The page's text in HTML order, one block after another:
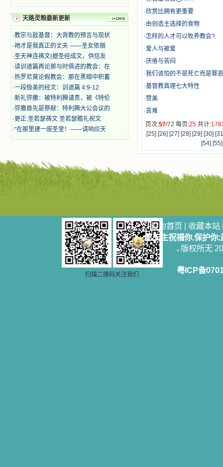
我面前展开时，我是多么的惊奇、兴
奋啊！当我读到他们为主而受人逼
迫、凌辱，为将福音广传而被人追杀
时，我为他们的在天之灵祈祷，我哭
着，为自已的同胞带给他们的苦难而
哀号。我一遍遍地重读那一行行被我
的斑斑泪痕弄得模糊不清的字句，那
些被主的爱火所燃烧而离开家乡来到
中国的传教士，我多么爱你们啊！我
心中流淌着多少感激的泪水。 他
们受苦却觉得喜乐，因为他们爱主，
他们感到能为主受一点苦是多么喜乐
的事。他们受苦时仍在唱着感谢的
歌，因他们无法不称颂主，因主使他
们的心灵洋溢了快乐；他们激发了我
有力的言行激励我向前。 我一面
读，一面想过着他们这样圣善的生
活，也立志不在这虚幻的尘世中寻求
听他们的教诲，伴随在他们的身边，
和他们一起赞颂吾主，想到那使我欣
喜欢乐的甜蜜的相会，这世界对于我
一点吸引力都没有了。 从这些书
籍里，我认识了许多爱主的人，他们
使我更亲近主，帮助我更深的认识
主，爱主。这些曾经生活在人间的圣
天路灵粮最新更新
·教宗与敌基督：大背教的预言与现状
·祂才是我真正的丈夫 ——圣女依搦
·圣天神连祷文(据圣经成文，供信友
·读训道篇再论那与时俱进的教会：在
·热罗尼莫论假教会：那在黑暗中积蓄
·一段极美的经文：训道篇 4:9-12
·新礼弥撒：被特利腾谴责，被《特伦
·弥撒首先是祭献：特利腾大公会议的
·更正:圣若瑟祷文 圣若瑟瞻礼祝文
·“在那里建一座圣堂！——请响应天
·欣赏比拥有更重要
·由创造主选择的食物
·怎样的人才可以牧养教会?
·爱人与被爱
·厌倦与苦闷
·我们该怕的不是死亡而是罪恶
·基督教真理七大特性
·赞美
·苦难
页次:57/72 每页:25 共计:
[25] [26] [27] [28] [29] [30] [31
[54] [55
扫描二维码关注我们
设为首页 | 收藏本站
愿天主祝福你,保护你
版权所无
粤ICP备